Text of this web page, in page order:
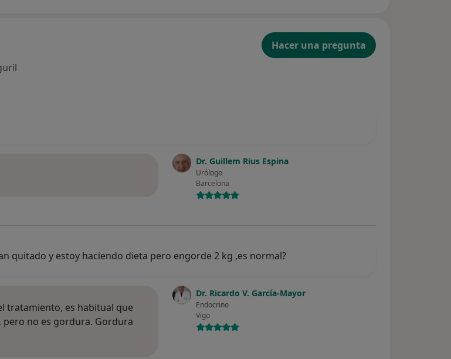
Hacer una pregunta
Dr. Guillem Rius Espina
Urólogo
Barcelona
quitado y estoy haciendo dieta pero engorde 2 kg ,es normal?
Dr. Ricardo V. García-Mayor
Endocrino
Vigo
tratamiento, es habitual que
no es gordura. Gordura